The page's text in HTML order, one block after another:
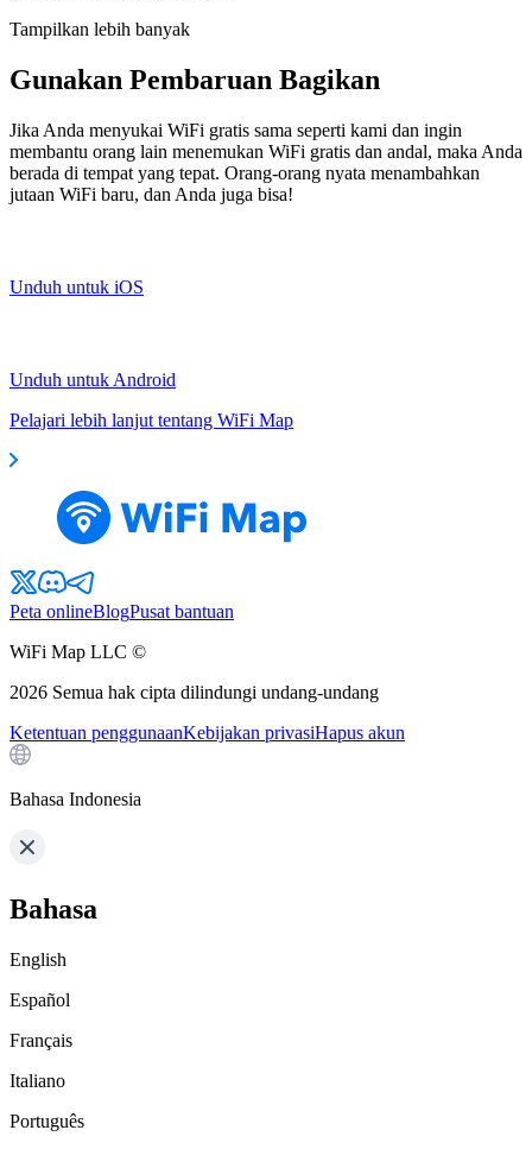
Tampilkan lebih banyak
Gunakan Pembaruan Bagikan
Jika Anda menyukai WiFi gratis sama seperti kami dan ingin
membantu orang lain menemukan WiFi gratis dan andal, maka Anda
berada di tempat yang tepat. Orang-orang nyata menambahkan
jutaan WiFi baru, dan Anda juga bisa!
Unduh untuk iOS
Unduh untuk Android
Pelajari lebih lanjut tentang WiFi Map
Peta onlineBlogPusat bantuan
WiFi Map LLC ©
2026 Semua hak cipta dilindungi undang-undang
Ketentuan penggunaanKebijakan privasiHapus akun
Bahasa Indonesia
Bahasa
English
Español
Français
Italiano
Português